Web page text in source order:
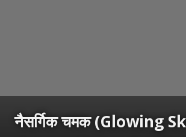
नैसर्गिक चमक (Glowing